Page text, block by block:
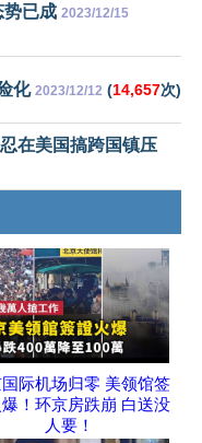
势已成 2023/12/15
化 2023/12/12 (14,657次)
在美国搞跨国镇压
际机场归零 美领馆签
！环京房跌崩 白送没
人要！